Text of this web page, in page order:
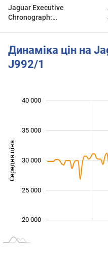
Jaguar Executive
Chronograph:
J991/1 | Короткий огляд
DEKA
Динаміка цін на
J992/1
Середня ціна 22 000
20 000
40 000
30 000
35 000
25 000